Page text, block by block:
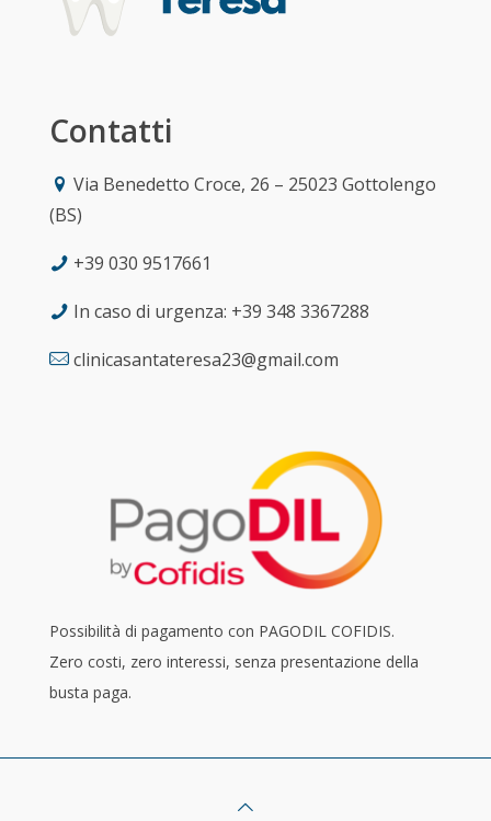
Contatti
Via Benedetto Croce, 26 – 25023 Gottolengo
(BS)
+39 030 9517661
In caso di urgenza: +39 348 3367288
clinicasantateresa23@gmail.com
Possibilità di pagamento con PAGODIL COFIDIS.
Zero costi, zero interessi, senza presentazione della
busta paga.